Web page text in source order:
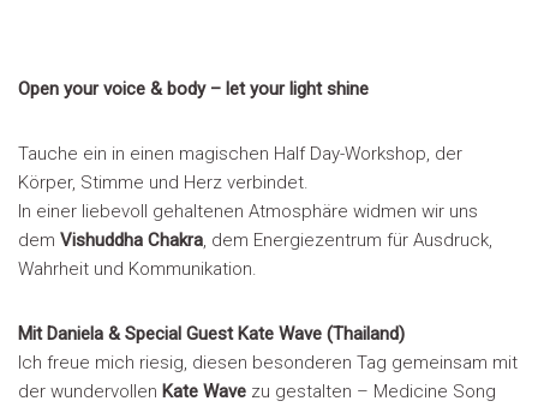
Open your voice & body – let your light shine
Tauche ein in einen magischen Half Day-Workshop, der
Körper, Stimme und Herz verbindet.
In einer liebevoll gehaltenen Atmosphäre widmen wir uns
dem Vishuddha Chakra, dem Energiezentrum für Ausdruck,
Wahrheit und Kommunikation.
Mit Daniela & Special Guest Kate Wave (Thailand)
Ich freue mich riesig, diesen besonderen Tag gemeinsam mit
der wundervollen Kate Wave zu gestalten – Medicine Song